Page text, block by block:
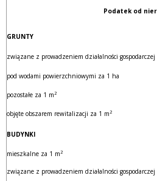
Podatek od
GRUNTY
związane z prowadzeniem działalności
pod wodami powierzchniowymi za 1 ha
pozostałe za 1 m 2
objęte obszarem rewitalizacji za 1 m 2
BUDYNKI
mieszkalne za 1 m 2
związane z prowadzeniem działalności